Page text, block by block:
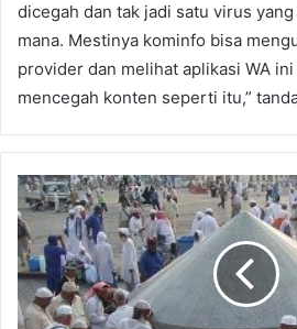
dicegah dan tak jadi satu virus
mana. Mestinya kominfo bisa
provider dan melihat aplikasi WA
mencegah konten seperti itu,”